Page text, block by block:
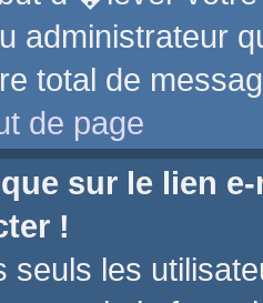
administrateur
total de
de page
sur le lien
!
les